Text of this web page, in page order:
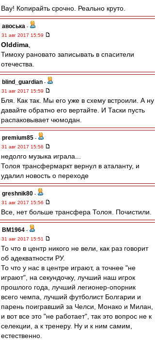
Вау! Копирайть срочно. Реально круто.
авоська -
31 авг 2017 15:59
Olddima
Тимоху рановато записывать в спасители
отечества.
blind_guardian -
31 авг 2017 15:59
Бля. Как так. Мы его уже в схему встроили. А ну
давайте обратно его вертайте. И Таски пусть
распаковывает чюмодан.
premium85 -
31 авг 2017 15:56
недолго музыка играла...
Толоя трансфермаркт вернул в аталанту, и
удалил новость о переходе
greshnik80 -
31 авг 2017 15:56
Все, нет больше трансфера Толоя. Почистили.
BM1964 -
31 авг 2017 15:51
То что в центр никого не вели, как раз говорит
об адекватности РУ.
То что у нас в центре играют, а точнее "не
играют", на секундочку, лучший наш игрок
прошлого года, лучший легионер-опорник
всего чемпа, лучший футболист Болгарии и
парень поигравший за Челси, Монако и Милан,
и вот все это "не работает", так это вопрос не к
селекции, а к тренеру. Ну и к ним самим,
естественно.